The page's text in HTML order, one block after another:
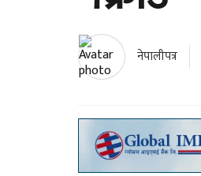
नेपालीपत्र